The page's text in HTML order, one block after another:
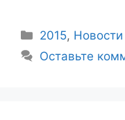
2015, Новости
Оставьте